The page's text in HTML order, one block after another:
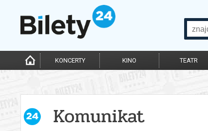
KONCERTY KINO TEATR
Komunikat